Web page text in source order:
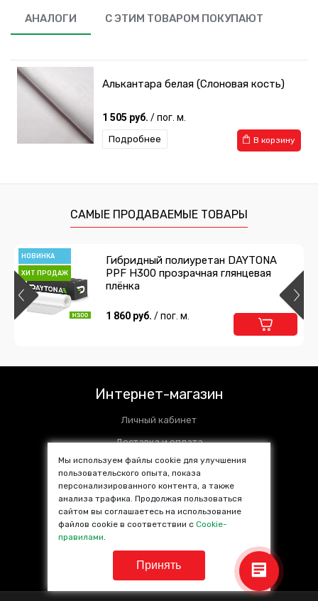
АНАЛОГИ С ЭТИМ ТОВАРОМ ПОКУПАЮТ
Алькантара белая (Слоновая кость)
1 505 руб. / пог. м.
В корзину
Подробнее
САМЫЕ ПРОДАВАЕМЫЕ ТОВАРЫ
НОВИНКА
ХИТ ПРОДАЖ
Гибридный полиуретан DAYTONA
PPF H300 прозрачная глянцевая
плёнка
1 860 руб. / пог. м.
Интернет-магазин
Личный кабинет
Доставка и оплата
Установочные центры
Контакты
SALE %
Популярные товары
Мы используем файлы cookie для улучшения
пользовательского опыта, показа
персонализированного контента, а также
анализа трафика. Продолжая пользоваться
сайтом вы соглашаетесь на использование
файлов cookie в соответствии сCookie-
правилами.
Принять